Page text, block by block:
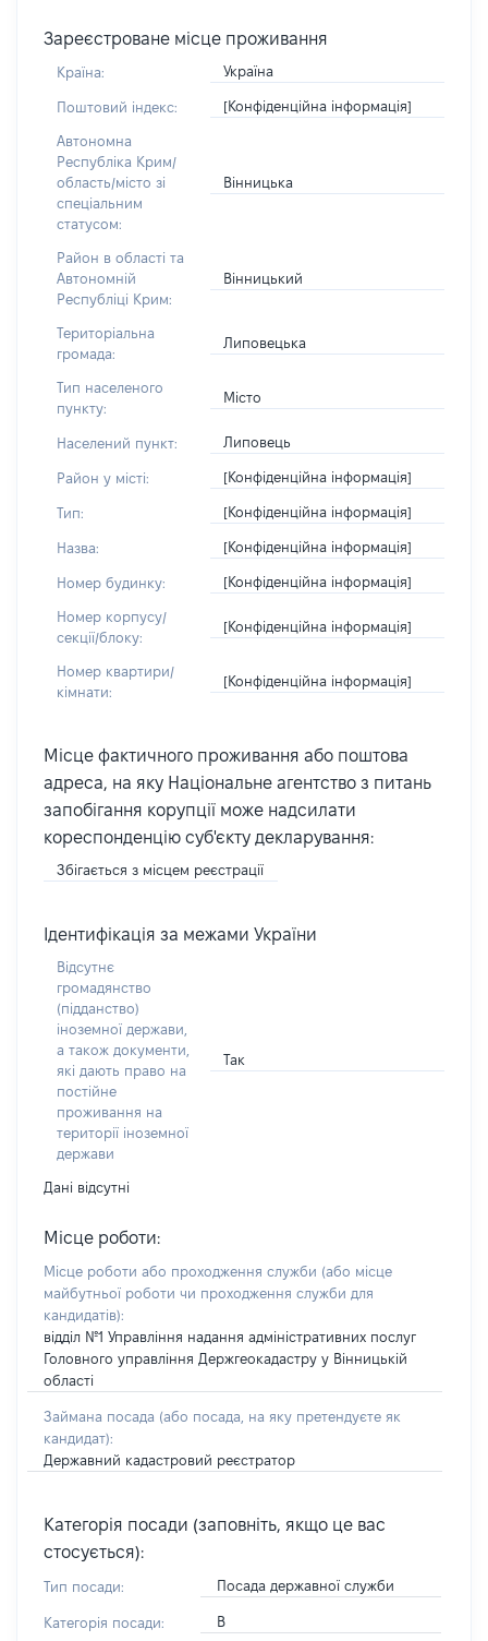
Зареєстроване місце проживання
Країна: Україна
Поштовий індекс: [Конфіденційна інформація]
Автономна
Республіка Крим/
область/місто зі
спеціальним
статусом:
Вінницька
Район в області та
Автономній
Республіці Крим:
Вінницький
Територіальна
громада:
Липовецька
Тип населеного
пункту:
Місто
Населений пункт: Липовець
Район у місті: [Конфіденційна інформація]
Тип: [Конфіденційна інформація]
Назва: [Конфіденційна інформація]
Номер будинку: [Конфіденційна інформація]
Номер корпусу/
секції/блоку:
[Конфіденційна інформація]
Номер квартири/
кімнати:
[Конфіденційна інформація]
Місце фактичного проживання або поштова
адреса, на яку Національне агентство з питань
запобігання корупції може надсилати
кореспонденцію суб'єкту декларування:
Збігається з місцем реєстрації
Ідентифікація за межами України
Відсутнє
громадянство
(підданство)
іноземної держави,
а також документи,
які дають право на
постійне
проживання на
території іноземної
держави
Так
Дані відсутні
Місце роботи:
Місце роботи або проходження служби (або місце
майбутньої роботи чи проходження служби для
кандидатів):
відділ №1 Управління надання адміністративних послуг
Головного управління Держгеокадастру у Вінницькій
області
Займана посада (або посада, на яку претендуєте як
кандидат):
Державний кадастровий реєстратор
Категорія посади (заповніть, якщо це вас
стосується):
Тип посади: Посада державної служби
Категорія посади: В